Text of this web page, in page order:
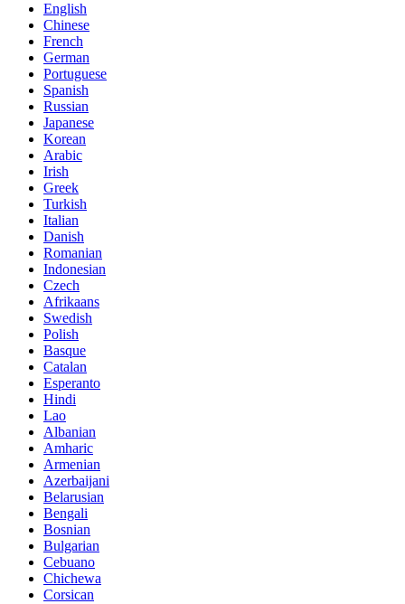
English
Chinese
French
German
Portuguese
Spanish
Russian
Japanese
Korean
Arabic
Irish
Greek
Turkish
Italian
Danish
Romanian
Indonesian
Czech
Afrikaans
Swedish
Polish
Basque
Catalan
Esperanto
Hindi
Lao
Albanian
Amharic
Armenian
Azerbaijani
Belarusian
Bengali
Bosnian
Bulgarian
Cebuano
Chichewa
Corsican